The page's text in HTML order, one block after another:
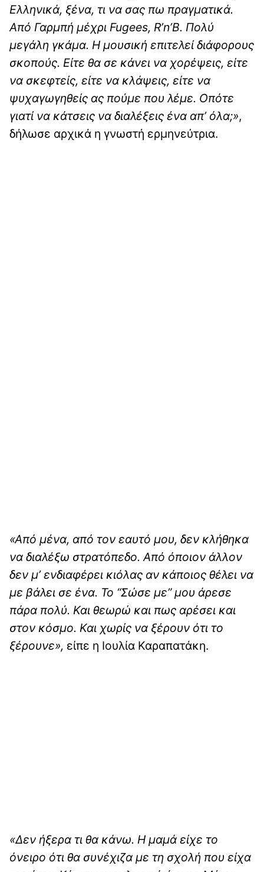
Ελληνικά, ξένα, τι να σας πω πραγματικά.
Από Γαρμπή μέχρι Fugees, R’n’B. Πολύ
μεγάλη γκάμα. Η μουσική επιτελεί διάφορους
σκοπούς. Είτε θα σε κάνει να χορέψεις, είτε
να σκεφτείς, είτε να κλάψεις, είτε να
ψυχαγωγηθείς ας πούμε που λέμε. Οπότε
γιατί να κάτσεις να διαλέξεις ένα απ’ όλα;»,
δήλωσε αρχικά η γνωστή ερμηνεύτρια.
«Από μένα, από τον εαυτό μου, δεν κλήθηκα
να διαλέξω στρατόπεδο. Από όποιον άλλον
δεν μ’ ενδιαφέρει κιόλας αν κάποιος θέλει να
με βάλει σε ένα. Το “Σώσε με” μου άρεσε
πάρα πολύ. Και θεωρώ και πως αρέσει και
στον κόσμο. Και χωρίς να ξέρουν ότι το
ξέρουνε», είπε η Ιουλία Καραπατάκη.
«Δεν ήξερα τι θα κάνω. Η μαμά είχε το
όνειρο ότι θα συνέχιζα με τη σχολή που είχα